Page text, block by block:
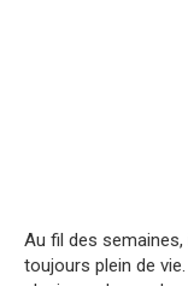
Au fil des semaines,
toujours plein de